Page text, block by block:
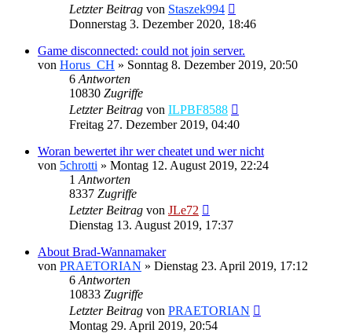
Letzter Beitrag von Staszek994
Donnerstag 3. Dezember 2020, 18:46
Game disconnected: could not join server.
von Horus_CH » Sonntag 8. Dezember 2019, 20:50
6 Antworten
10830 Zugriffe
Letzter Beitrag von ILPBF8588
Freitag 27. Dezember 2019, 04:40
Woran bewertet ihr wer cheatet und wer nicht
von 5chrotti » Montag 12. August 2019, 22:24
1 Antworten
8337 Zugriffe
Letzter Beitrag von JLe72
Dienstag 13. August 2019, 17:37
About Brad-Wannamaker
von PRAETORIAN » Dienstag 23. April 2019, 17:12
6 Antworten
10833 Zugriffe
Letzter Beitrag von PRAETORIAN
Montag 29. April 2019, 20:54